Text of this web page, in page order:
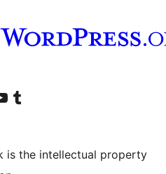
લો અમારા Tumblr એકાઉન્ટની મુલાકાત લો
is the intellectual property